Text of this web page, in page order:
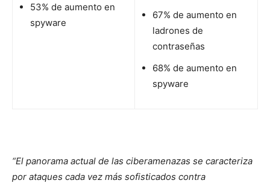
53% de aumento en
spyware
67% de aumento en
ladrones de
contraseñas
68% de aumento en
spyware
“El panorama actual de las ciberamenazas se caracteriza
por ataques cada vez más sofisticados contra